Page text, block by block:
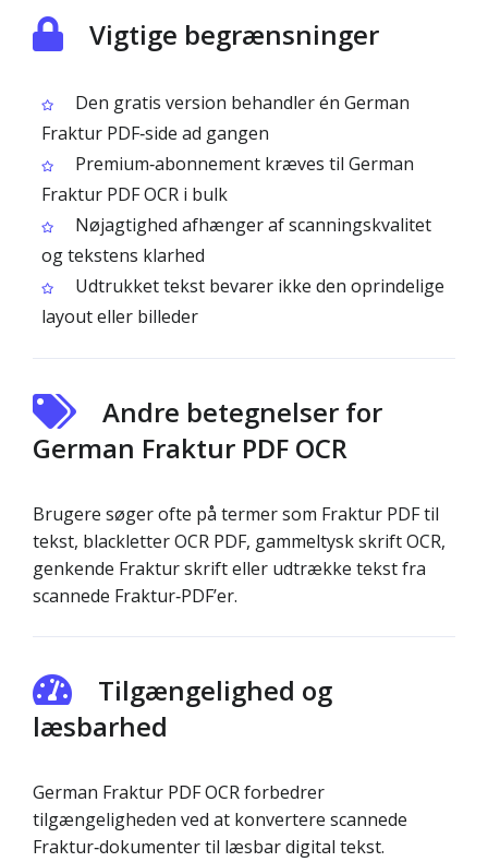
Vigtige begrænsninger
Den gratis version behandler én German
Fraktur PDF‑side ad gangen
Premium‑abonnement kræves til German
Fraktur PDF OCR i bulk
Nøjagtighed afhænger af scanningskvalitet
og tekstens klarhed
Udtrukket tekst bevarer ikke den oprindelige
layout eller billeder
Andre betegnelser for
German Fraktur PDF OCR
Brugere søger ofte på termer som Fraktur PDF til
tekst, blackletter OCR PDF, gammeltysk skrift OCR,
genkende Fraktur skrift eller udtrække tekst fra
scannede Fraktur‑PDF’er.
Tilgængelighed og
læsbarhed
German Fraktur PDF OCR forbedrer
tilgængeligheden ved at konvertere scannede
Fraktur‑dokumenter til læsbar digital tekst.